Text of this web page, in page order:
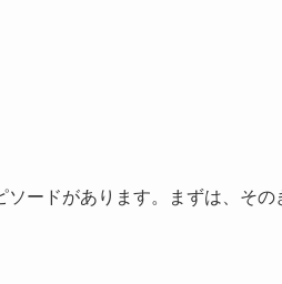
ードがあります。まずは、その